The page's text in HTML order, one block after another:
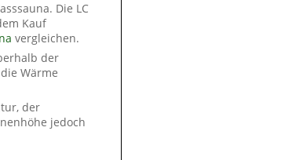
Die LC
Kauf
vergleichen.
der
Wärme
der
jedoch